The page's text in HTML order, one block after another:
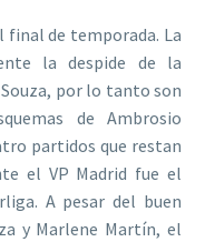
de temporada. La
la despide de la
por lo tanto son
de Ambrosio
partidos que restan
el VP Madrid fue el
A pesar del buen
y Marlene Martín, el